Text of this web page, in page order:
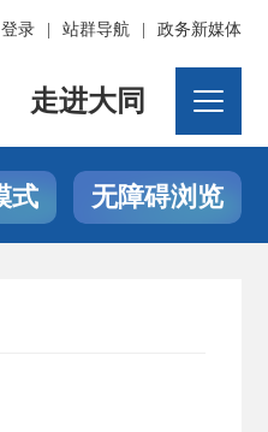
登录 站群导航 政务新媒体
走进大同
式 无障碍浏览